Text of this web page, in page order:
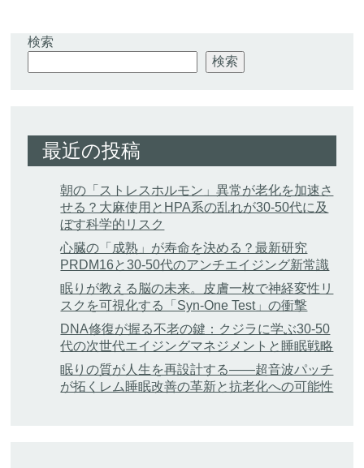
検索
検索
最近の投稿
朝の「ストレスホルモン」異常が老化を加速さ
せる？大麻使用とHPA系の乱れが30-50代に及
ぼす科学的リスク
心臓の「成熟」が寿命を決める？最新研究
PRDM16と30-50代のアンチエイジング新常識
眠りが教える脳の未来。皮膚一枚で神経変性リ
スクを可視化する「Syn-One Test」の衝撃
DNA修復が握る不老の鍵：クジラに学ぶ30-50
代の次世代エイジングマネジメントと睡眠戦略
眠りの質が人生を再設計する——超音波パッチ
が拓くレム睡眠改善の革新と抗老化への可能性